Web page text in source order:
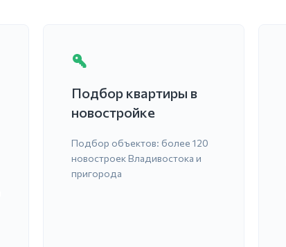
Подбор квартиры в
новостройке
Подбор объектов: более 120
новостроек Владивостока и
пригорода